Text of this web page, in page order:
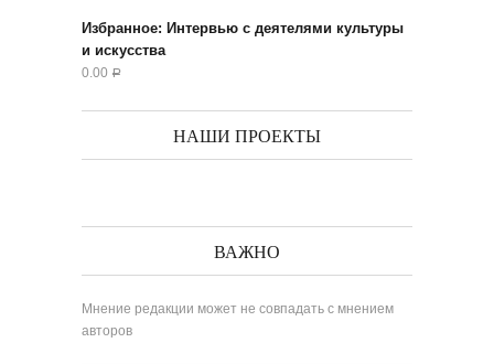
Избранное: Интервью с деятелями культуры
и искусства
0.00 Р
НАШИ ПРОЕКТЫ
ВАЖНО
Мнение редакции может не совпадать с мнением
авторов